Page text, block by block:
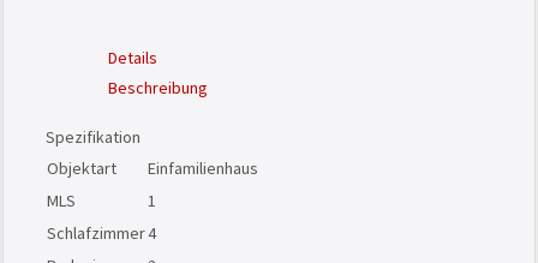
Details
Beschreibung
Spezifikation
Objektart
Einfamilienhaus
MLS
1
Schlafzimmer4